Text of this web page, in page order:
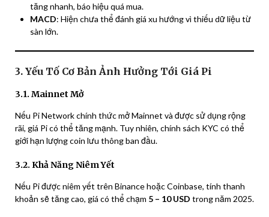
tăng nhanh, báo hiệu quá mua.
MACD: Hiện chưa thể đánh giá xu hướng vì thiếu dữ liệu từ
sàn lớn.
3. Yếu Tố Cơ Bản Ảnh Hưởng Tới Giá Pi
3.1. Mainnet Mở
Nếu Pi Network chính thức mở Mainnet và được sử dụng rộng
rãi, giá Pi có thể tăng mạnh. Tuy nhiên, chính sách KYC có thể
giới hạn lượng coin lưu thông ban đầu.
3.2. Khả Năng Niêm Yết
Nếu Pi được niêm yết trên Binance hoặc Coinbase, tính thanh
khoản sẽ tăng cao, giá có thể chạm 5 – 10 USD trong năm 2025.